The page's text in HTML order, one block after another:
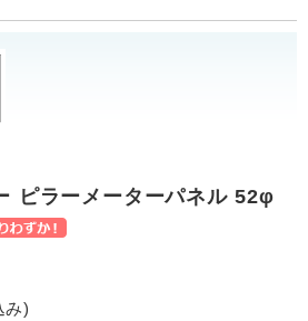
ピラーメーターパネル 52φ
み)